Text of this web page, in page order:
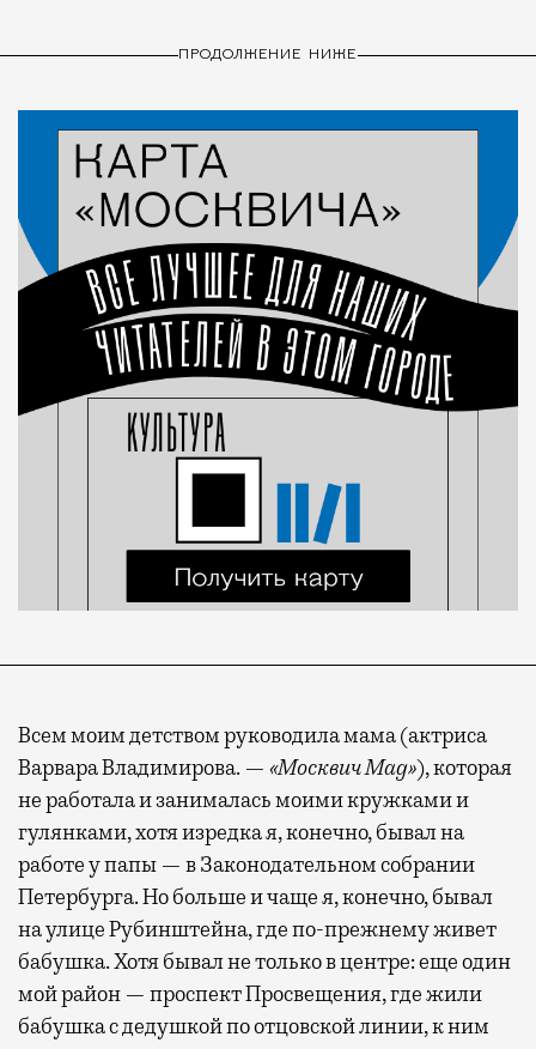
ПРОДОЛЖЕНИЕ НИЖЕ
Всем моим детством руководила мама (актриса
Варвара Владимирова. — «Москвич Mag»), которая
не работала и занималась моими кружками и
гулянками, хотя изредка я, конечно, бывал на
работе у папы — в Законодательном собрании
Петербурга. Но больше и чаще я, конечно, бывал
на улице Рубинштейна, где по-прежнему живет
бабушка. Хотя бывал не только в центре: еще один
мой район — проспект Просвещения, где жили
бабушка с дедушкой по отцовской линии, к ним